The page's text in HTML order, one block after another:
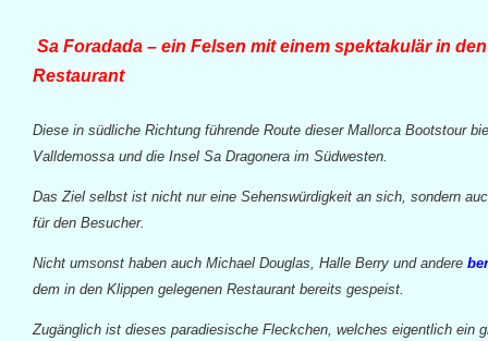
Sa Foradada – ein Felsen mit einem spektakulär in
Restaurant
Diese in südliche Richtung führende Route dieser Mallorca Bootstour
Valldemossa und die Insel Sa Dragonera im Südwesten.
Das Ziel selbst ist nicht nur eine Sehenswürdigkeit an sich, sondern
für den Besucher.
Nicht umsonst haben auch Michael Douglas, Halle Berry und andere
dem in den Klippen gelegenen Restaurant bereits gespeist.
Zugänglich ist dieses paradiesische Fleckchen, welches eigentlich ein